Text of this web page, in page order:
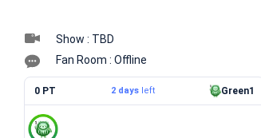
Show : TBD
Fan Room : Offline
0 PT 2 daysleft Green1